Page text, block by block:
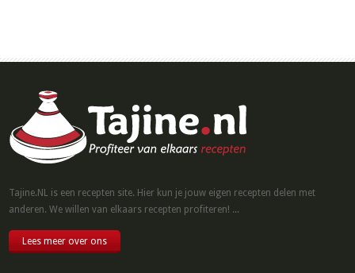
Tajine.NL is een recepten site. Hier kun je jouw eigen recepten delen met
anderen. We willen van elkaars recepten profiteren! ...
Lees meer over ons